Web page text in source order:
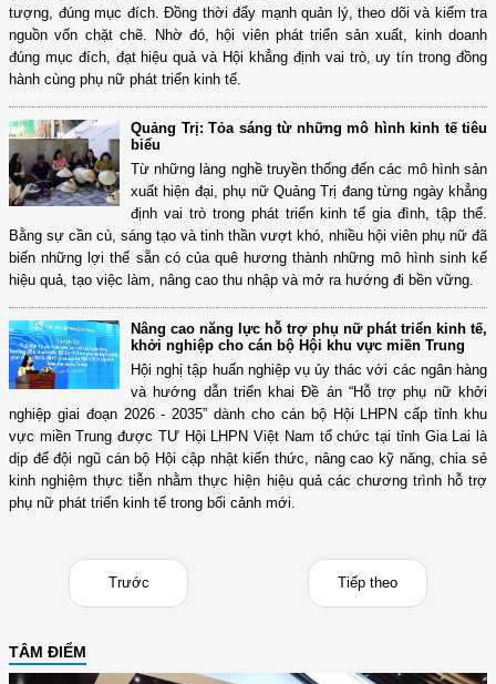
tượng, đúng mục đích. Đồng thời đẩy mạnh quản lý, theo dõi và kiểm tra
nguồn vốn chặt chẽ. Nhờ đó, hội viên phát triển sản xuất, kinh doanh
đúng mục đích, đạt hiệu quả và Hội khẳng định vai trò, uy tín trong đồng
hành cùng phụ nữ phát triển kinh tế.
Quảng Trị: Tỏa sáng từ những mô hình kinh tế tiêu
biểu
Từ những làng nghề truyền thống đến các mô hình sản
xuất hiện đại, phụ nữ Quảng Trị đang từng ngày khẳng
định vai trò trong phát triển kinh tế gia đình, tập thể.
Bằng sự cần cù, sáng tạo và tinh thần vượt khó, nhiều hội viên phụ nữ đã
biến những lợi thế sẵn có của quê hương thành những mô hình sinh kế
hiệu quả, tạo việc làm, nâng cao thu nhập và mở ra hướng đi bền vững.
Nâng cao năng lực hỗ trợ phụ nữ phát triển kinh tế,
khởi nghiệp cho cán bộ Hội khu vực miền Trung
Hội nghị tập huấn nghiệp vụ ủy thác với các ngân hàng
và hướng dẫn triển khai Đề án “Hỗ trợ phụ nữ khởi
nghiệp giai đoạn 2026 - 2035” dành cho cán bộ Hội LHPN cấp tỉnh khu
vực miền Trung được TƯ Hội LHPN Việt Nam tổ chức tại tỉnh Gia Lai là
dịp để đội ngũ cán bộ Hội cập nhật kiến thức, nâng cao kỹ năng, chia sẻ
kinh nghiệm thực tiễn nhằm thực hiện hiệu quả các chương trình hỗ trợ
phụ nữ phát triển kinh tế trong bối cảnh mới.
Trước Tiếp theo
TÂM ĐIỂM